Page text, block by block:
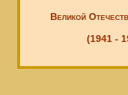
Великой
(1941 -